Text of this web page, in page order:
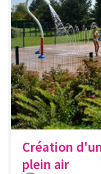
Création
plein air